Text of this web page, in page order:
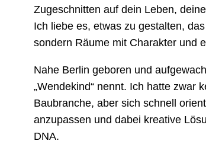
Zugeschnitten auf dein Leben,
Ich liebe es, etwas zu gestalten,
sondern Räume mit Charakter und
Nahe Berlin geboren und
„Wendekind“ nennt. Ich hatte zwar
Baubranche, aber sich schnell
anzupassen und dabei kreative
DNA.